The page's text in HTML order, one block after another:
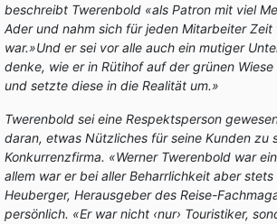
beschreibt Twerenbold «als Patron mit viel
Ader und nahm sich für jeden Mitarbeiter
war.»Und er sei vor alle auch ein mutiger
denke, wie er in Rütihof auf der grünen
und setzte diese in die Realität um.»
Twerenbold sei eine Respektsperson
daran, etwas Nützliches für seine Kunden zu
Konkurrenzfirma. «Werner Twerenbold war
allem war er bei aller Beharrlichkeit aber
Heuberger, Herausgeber des Reise-
persönlich. «Er war nicht ‹nur› Touristiker,